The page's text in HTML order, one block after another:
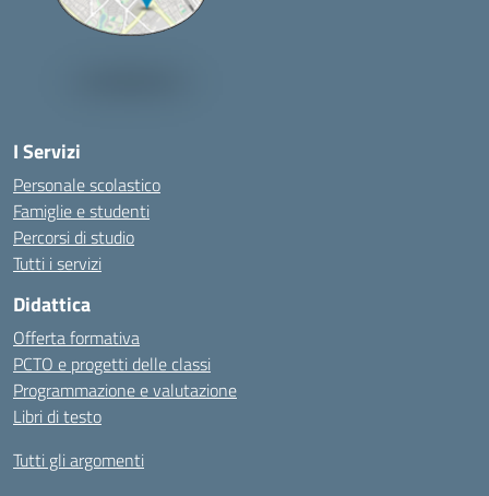
I Servizi
Personale scolastico
Famiglie e studenti
Percorsi di studio
Tutti i servizi
Didattica
Offerta formativa
PCTO e progetti delle classi
Programmazione e valutazione
Libri di testo
Tutti gli argomenti